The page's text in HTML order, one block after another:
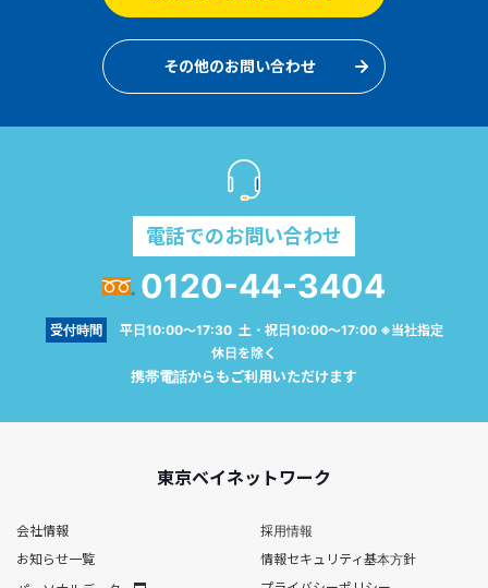
その他のお問い合わせ
電話でのお問い合わせ
0120-44-3404
受付時間
平日10:00～17:30 土・祝日10:00～17:00 ※当社指定
休日を除く
携帯電話からもご利用いただけます
東京ベイネットワーク
会社情報
採用情報
お知らせ一覧
情報セキュリティ基本方針